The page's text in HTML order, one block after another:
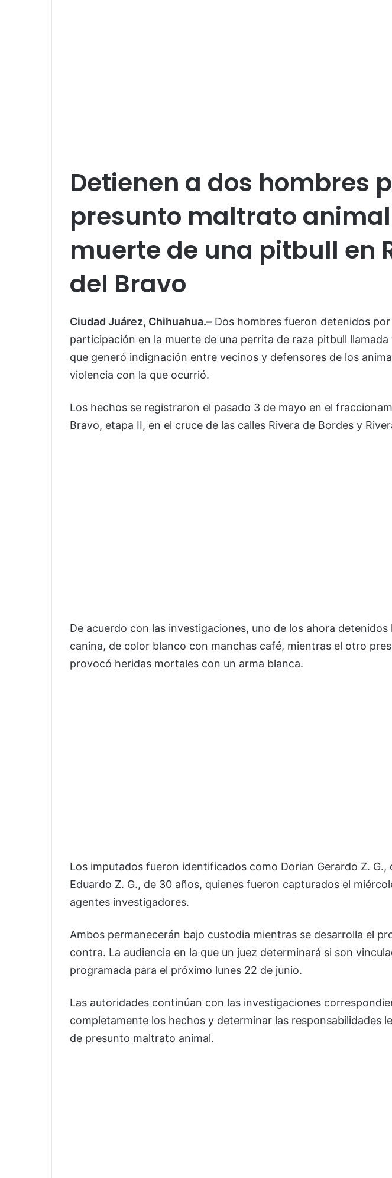
Detienen a dos hombres
presunto maltrato
muerte de una pitbull en
del Bravo
Ciudad Juárez, Chihuahua.– Dos hombres fueron detenidos
participación en la muerte de una perrita de raza pitbull llamada
que generó indignación entre vecinos y defensores de los
violencia con la que ocurrió.
Los hechos se registraron el pasado 3 de mayo en el
Bravo, etapa II, en el cruce de las calles Rivera de Bordes y
De acuerdo con las investigaciones, uno de los ahora detenidos
canina, de color blanco con manchas café, mientras el otro
provocó heridas mortales con un arma blanca.
Los imputados fueron identificados como Dorian Gerardo Z. G.,
Eduardo Z. G., de 30 años, quienes fueron capturados el
agentes investigadores.
Ambos permanecerán bajo custodia mientras se desarrolla el
contra. La audiencia en la que un juez determinará si son
programada para el próximo lunes 22 de junio.
Las autoridades continúan con las investigaciones
completamente los hechos y determinar las responsabilidades
de presunto maltrato animal.